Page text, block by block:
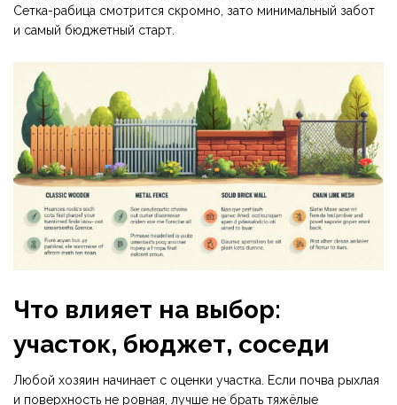
Сетка-рабица смотрится скромно, зато минимальный забот
и самый бюджетный старт.
Что влияет на выбор:
участок, бюджет, соседи
Любой хозяин начинает с оценки участка. Если почва рыхлая
и поверхность не ровная, лучше не брать тяжёлые